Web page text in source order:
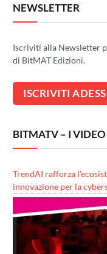
NEWSLETTER
Iscriviti alla Newsletter
di BitMAT Edizioni.
BITMATV – I
TrendAI rafforza
innovazione per la